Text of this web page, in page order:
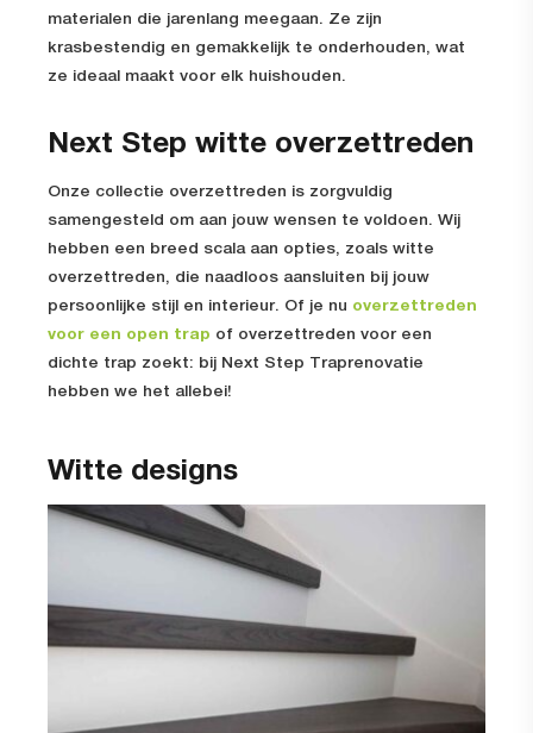
materialen die jarenlang meegaan. Ze zijn
krasbestendig en gemakkelijk te onderhouden, wat
ze ideaal maakt voor elk huishouden.
Next Step witte overzettreden
Onze collectie overzettreden is zorgvuldig
samengesteld om aan jouw wensen te voldoen. Wij
hebben een breed scala aan opties, zoals witte
overzettreden, die naadloos aansluiten bij jouw
persoonlijke stijl en interieur. Of je nu overzettreden
voor een open trap of overzettreden voor een
dichte trap zoekt: bij Next Step Traprenovatie
hebben we het allebei!
Witte designs